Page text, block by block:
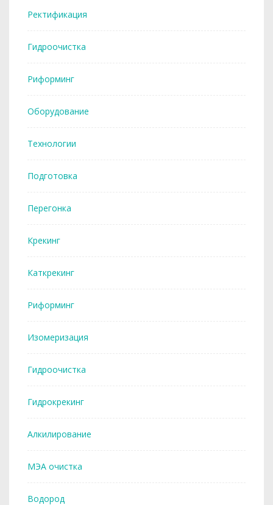
Ректификация
Гидроочистка
Риформинг
Оборудование
Технологии
Подготовка
Перегонка
Крекинг
Каткрекинг
Риформинг
Изомеризация
Гидроочистка
Гидрокрекинг
Алкилирование
МЭА очистка
Водород